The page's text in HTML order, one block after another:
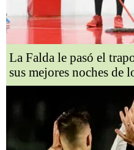
La Falda le pasó el
sus mejores noches de